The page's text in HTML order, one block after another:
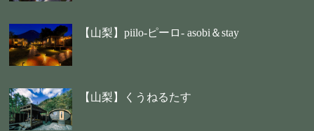
【山梨】piilo-ピーロ- asobi＆stay
【山梨】くうねるたす